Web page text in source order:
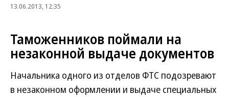
13.06.2013, 12:35
Таможенников поймали на
незаконной выдаче документов
Начальника одного из отделов ФТС подозревают
в незаконном оформлении и выдаче специальных